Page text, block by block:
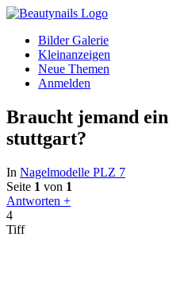
Bilder Galerie
Kleinanzeigen
Neue Themen
Anmelden
Braucht jemand
stuttgart?
In Nagelmodelle PLZ 7
Seite 1 von 1
Antworten +
4
Tiff